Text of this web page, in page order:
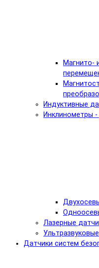
Магнито-
Индуктивные
Инклинометры -
Лазерные
Датчики систем